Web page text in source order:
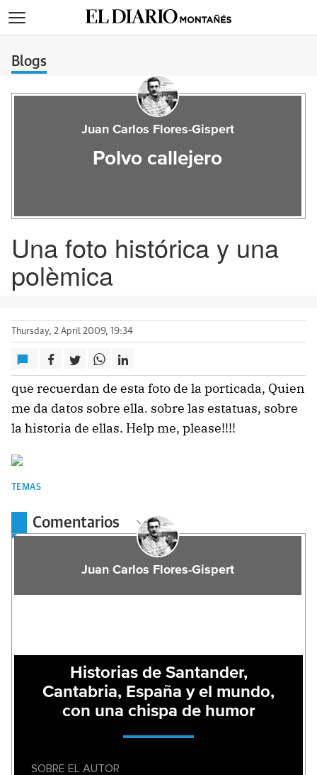
Blogs
Juan Carlos Flores-Gispert
Polvo callejero
Una foto histórica y una
polèmica
Thursday, 2 April 2009, 19:34
que recuerdan de esta foto de la porticada, Quien
me da datos sobre ella. sobre las estatuas, sobre
la historia de ellas. Help me, please!!!!
TEMAS
Comentarios
Juan Carlos Flores-Gispert
Historias de Santander,
Cantabria, España y el mundo,
con una chispa de humor
SOBRE EL AUTOR